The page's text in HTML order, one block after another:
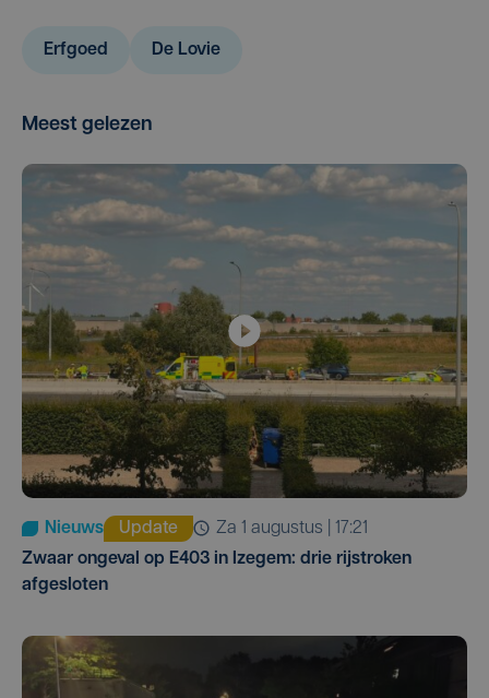
Erfgoed De Lovie
Meest gelezen
Nieuws Update
za 1 augustus | 17:21
Zwaar ongeval op E403 in Izegem: drie rijstroken
afgesloten